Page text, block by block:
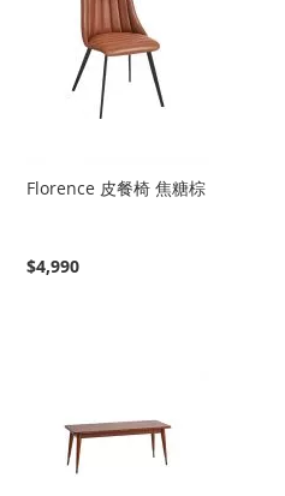
Florence 皮餐椅 焦糖棕
$4,990